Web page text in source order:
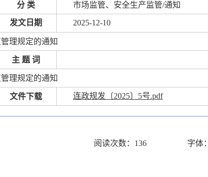
分 类 市场监管、安全生产监管/通知
发文日期 2025-12-10
理规定的通知
主 题 词
理规定的通知
文件下载 连政规发〔2025〕5号.pdf
阅读次数： 136 字体：